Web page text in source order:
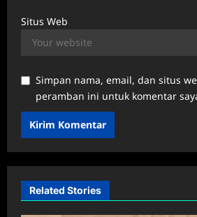
Situs Web
Simpan nama, email, dan situs
peramban ini untuk komentar
Related Stories